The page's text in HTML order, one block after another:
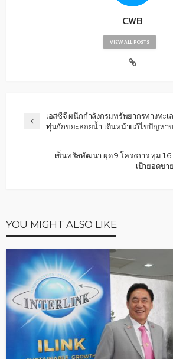
CWB
VIEW ALL POSTS
เอสซีจี ผนึกกำลังกรมทรัพยากรทางทะเ
ทุ่นกักขยะลอยน้ำ เดินหน้าแก้ไขปัญหาข
เซ็นทรัลพัฒนา ผุด 9 โครงการ ทุ่ม
เป้ายอดข
YOU MIGHT ALSO LIKE